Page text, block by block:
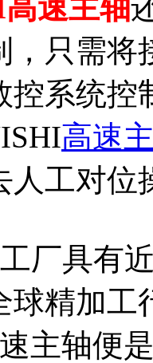
速主轴
，只需将
控系统控
高速
人工对位
厂具有
球精加工
主轴便